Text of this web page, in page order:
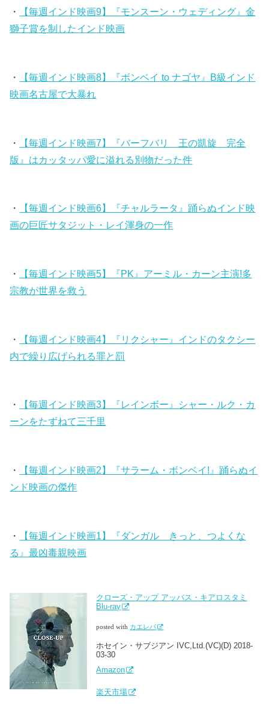
・
【毎週インド映画9】『モンスーン・ウェディング』金
獅子賞を制したインド映画
・
【毎週インド映画8】『ボンベイ to ナゴヤ』B級インド
映画名古屋で大暴れ
・
【毎週インド映画7】『バーフバリ 王の凱旋 完全
版』はカッタッパ愛に溢れる別物だった件
・
【毎週インド映画6】『チャルラータ』踊らぬインド映
画の巨匠サタジット・レイ渾身の一作
・
【毎週インド映画5】『PK』アーミル・カーン主演!多
宗教が世界を救う
・
【毎週インド映画4】『リクシャー』インドのタクシー
内で繰り広げられる罪と罰
・
【毎週インド映画3】『レインボー』シャー・ルク・カ
ーンをたずねて三千里
・
【毎週インド映画2】『サラーム・ボンベイ!』踊らぬイ
ンド映画の傑作
・
【毎週インド映画1】『ダンガル きっと、つよくな
る』最凶毒親映画
クローズ・アップ アッバス・キアロスタミ
Blu-ray
posted with カエレバ
ホセイン・サブジアン IVC,Ltd.(VC)(D) 2018-
03-30
Amazon
楽天市場